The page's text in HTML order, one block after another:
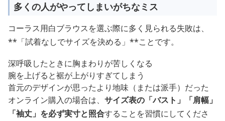
多くの人がやってしまいがちなミス
コーラス用白ブラウスを選ぶ際に多く見られる失敗は、
**「試着なしでサイズを決める」**ことです。
深呼吸したときに胸まわりが苦しくなる
腕を上げると裾が上がりすぎてしまう
首元のデザインが思ったより地味（または派手）だった
オンライン購入の場合は、 サイズ表の「バスト」「肩幅」
「袖丈」を必ず実寸と照合することを習慣にしてくださ